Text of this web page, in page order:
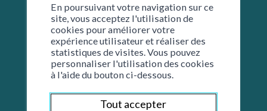
En poursuivant votre navigation sur ce
site, vous acceptez l'utilisation de
cookies pour améliorer votre
expérience utilisateur et réaliser des
statistiques de visites. Vous pouvez
personnaliser l'utilisation des cookies
à l'aide du bouton ci-dessous.
Tout accepter